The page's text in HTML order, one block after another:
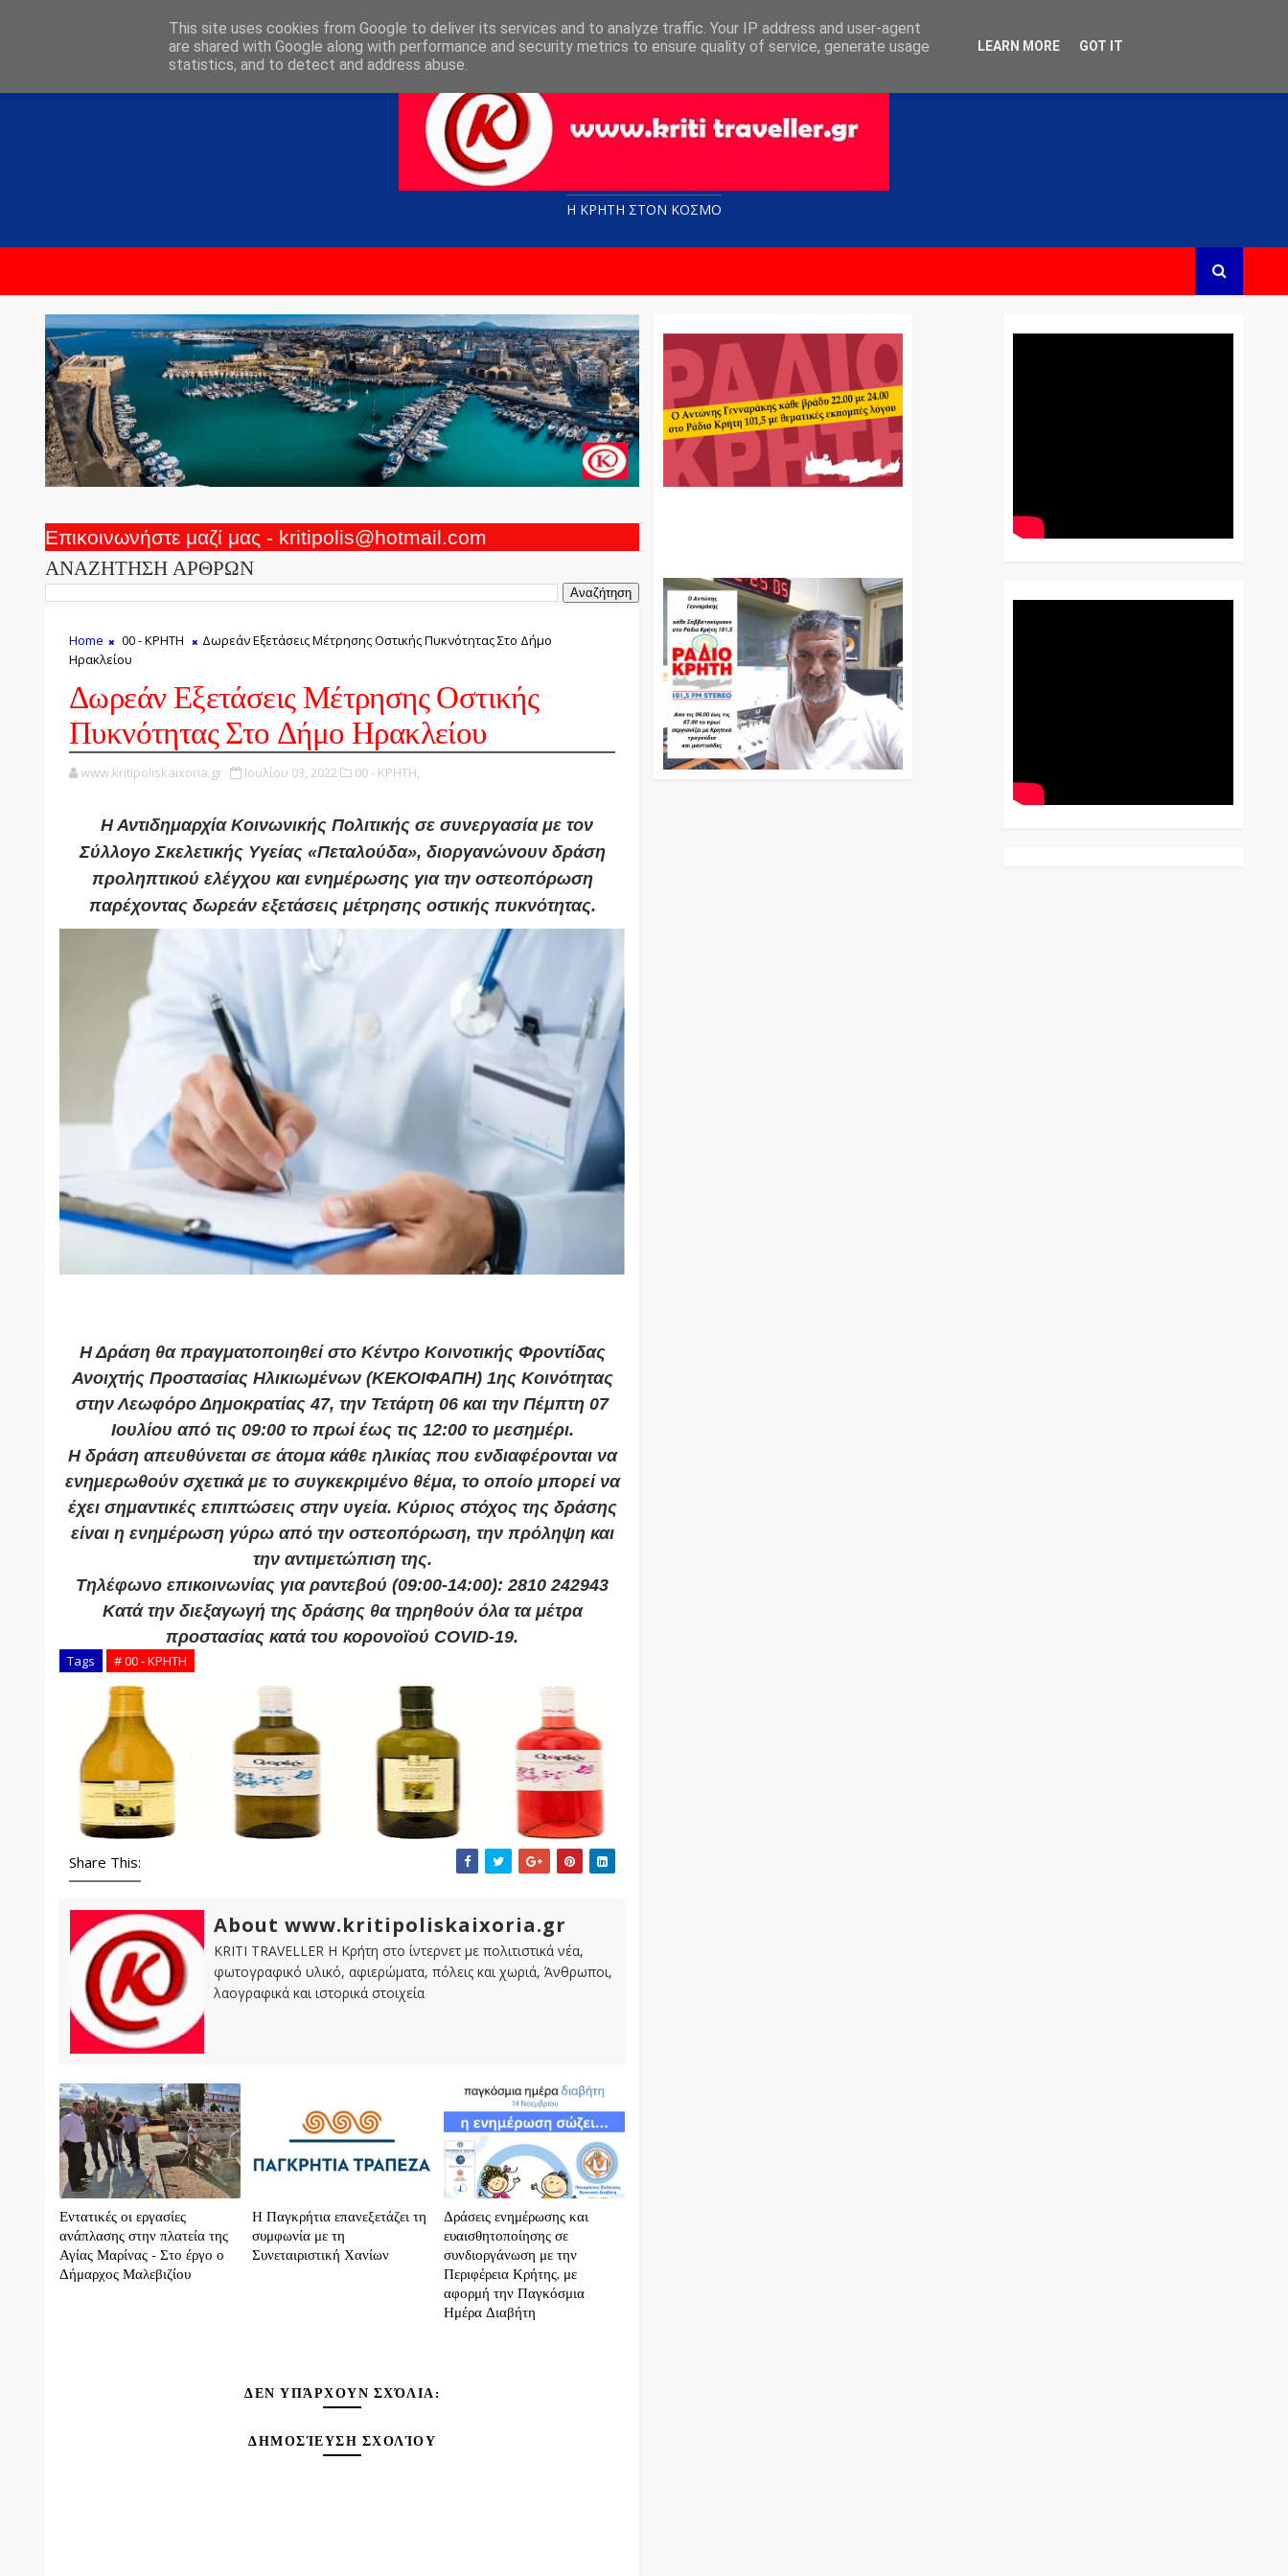
Η ΚΡΗΤΗ ΣΤΟN KOΣΜΟ
Επικοινωνήστε μαζί μας - kritipolis@hotmail.com
ΑΝΑΖΗΤΗΣΗ ΑΡΘΡΩΝ
Home 00 - ΚΡΗΤΗ
Δωρεάν Εξετάσεις Μέτρησης Οστικής Πυκνότητας Στο Δήμο
Ηρακλείου
Δωρεάν Εξετάσεις Μέτρησης Οστικής
Πυκνότητας Στο Δήμο Ηρακλείου
www.kritipoliskaixoria.gr Ιουλίου 03, 2022 00 - ΚΡΗΤΗ,
Η Αντιδημαρχία Κοινωνικής Πολιτικής σε συνεργασία με τον
Σύλλογο Σκελετικής Υγείας «Πεταλούδα», διοργανώνουν δράση
προληπτικού ελέγχου και ενημέρωσης για την οστεοπόρωση
παρέχοντας δωρεάν εξετάσεις μέτρησης οστικής πυκνότητας.
Η Δράση θα πραγματοποιηθεί στο Κέντρο Κοινοτικής Φροντίδας
Ανοιχτής Προστασίας Ηλικιωμένων (ΚΕΚΟΙΦΑΠΗ) 1ης Κοινότητας
στην Λεωφόρο Δημοκρατίας 47, την Τετάρτη 06 και την Πέμπτη 07
Ιουλίου από τις 09:00 το πρωί έως τις 12:00 το μεσημέρι.
Η δράση απευθύνεται σε άτομα κάθε ηλικίας που ενδιαφέρονται να
ενημερωθούν σχετικά με το συγκεκριμένο θέμα, το οποίο μπορεί να
έχει σημαντικές επιπτώσεις στην υγεία. Κύριος στόχος της δράσης
είναι η ενημέρωση γύρω από την οστεοπόρωση, την πρόληψη και
την αντιμετώπιση της.
Τηλέφωνο επικοινωνίας για ραντεβού (09:00-14:00): 2810 242943
Κατά την διεξαγωγή της δράσης θα τηρηθούν όλα τα μέτρα
προστασίας κατά του κορονοϊού COVID-19.
Tags # 00 - ΚΡΗΤΗ
Share This:
About www.kritipoliskaixoria.gr
KRITI TRAVELLER Η Κρήτη στο ίντερνετ με πολιτιστικά νέα,
φωτογραφικό υλικό, αφιερώματα, πόλεις και χωριά, Άνθρωποι,
λαογραφικά και ιστορικά στοιχεία
Εντατικές οι εργασίες
ανάπλασης στην πλατεία της
Αγίας Μαρίνας - Στο έργο ο
Δήμαρχος Μαλεβιζίου
H Παγκρήτια επανεξετάζει τη
συμφωνία με τη
Συνεταιριστική Χανίων
Δράσεις ενημέρωσης και
ευαισθητοποίησης σε
συνδιοργάνωση με την
Περιφέρεια Κρήτης, με
αφορμή την Παγκόσμια
Ημέρα Διαβήτη
ΔΕΝ ΥΠΆΡΧΟΥΝ ΣΧΌΛΙΑ:
ΔΗΜΟΣΊΕΥΣΗ ΣΧΟΛΊΟΥ
This site uses cookies from Google to deliver its services and to analyze traffic. Your IP address and user-agent
are shared with Google along with performance and security metrics to ensure quality of service, generate usage
statistics, and to detect and address abuse.
LEARN MORE GOT IT